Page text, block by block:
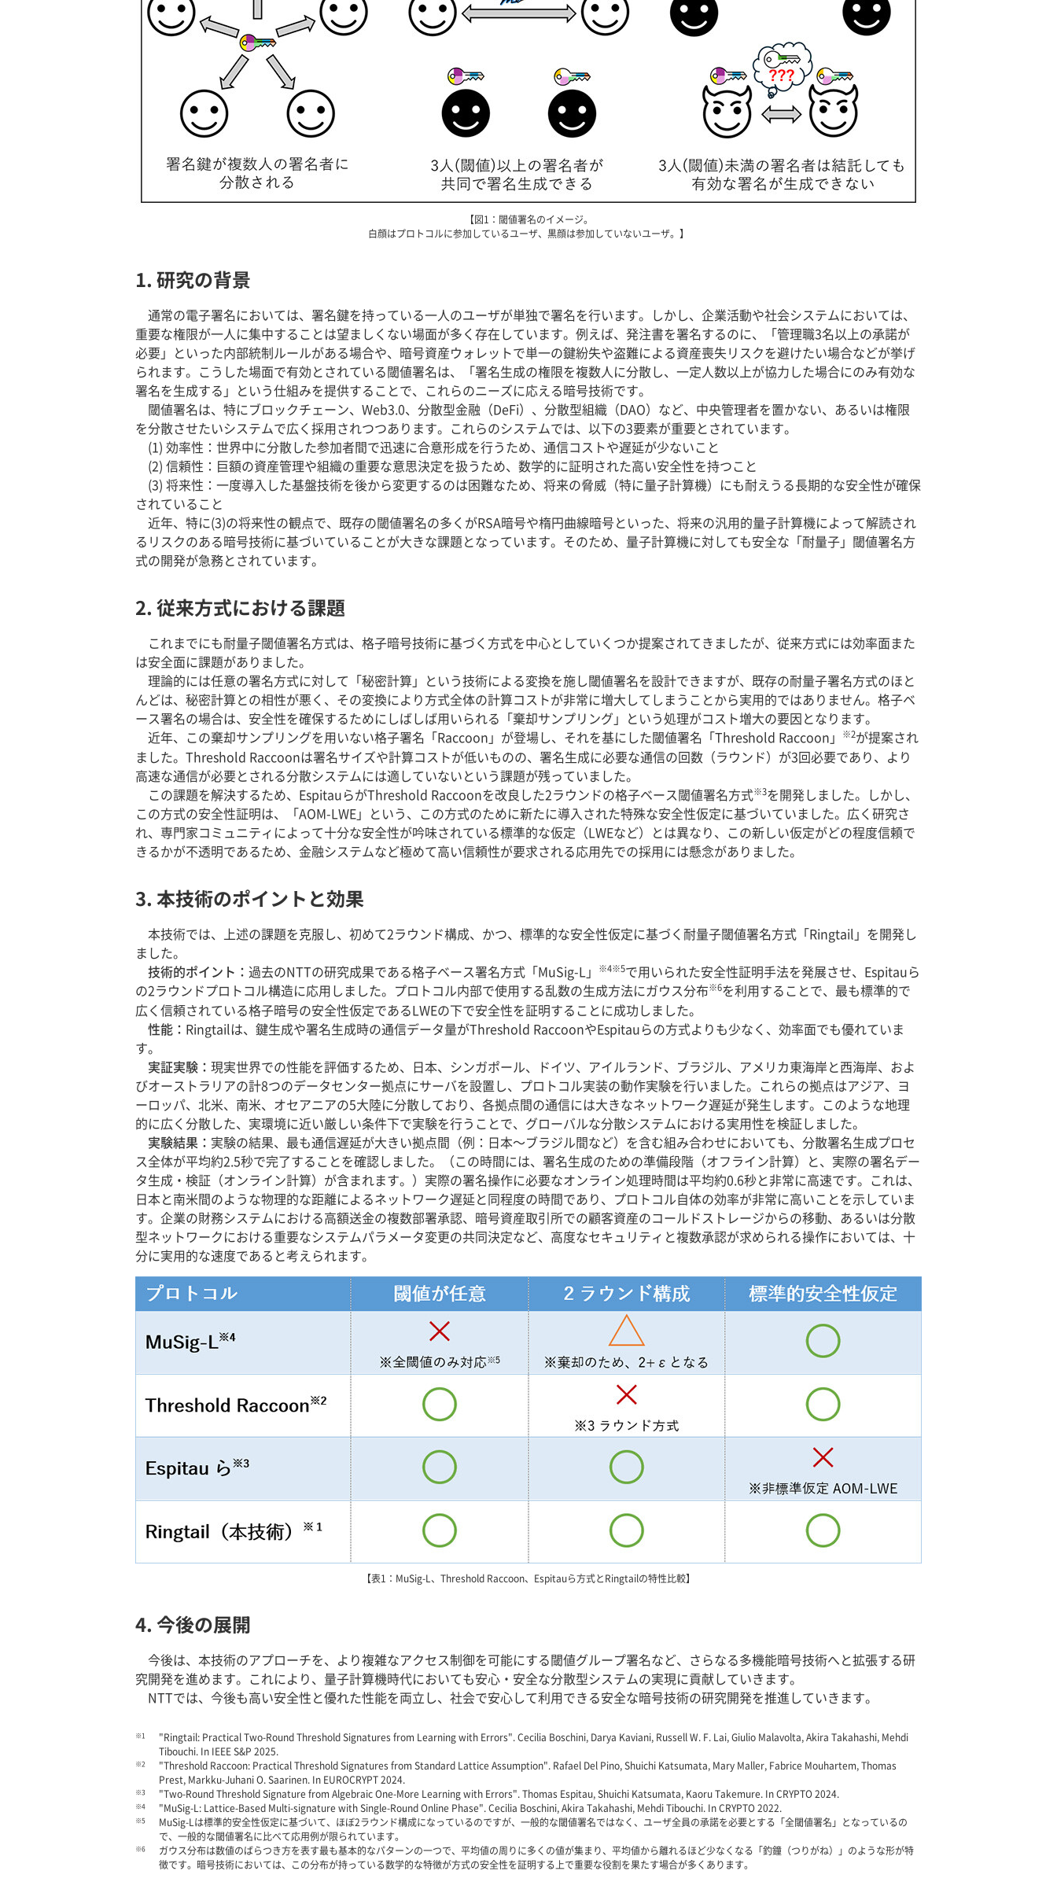
【図1：閾値署名のイメージ。
白顔はプロトコルに参加しているユーザ、黒顔は参加していないユーザ。】
1. 研究の背景
通常の電子署名においては、署名鍵を持っている一人のユーザが単独で署名を行います。しかし、企業活動や社会システムにおいては、
重要な権限が一人に集中することは望ましくない場面が多く存在しています。例えば、発注書を署名するのに、「管理職3名以上の承諾が
必要」といった内部統制ルールがある場合や、暗号資産ウォレットで単一の鍵紛失や盗難による資産喪失リスクを避けたい場合などが挙げ
られます。こうした場面で有効とされている閾値署名は、「署名生成の権限を複数人に分散し、一定人数以上が協力した場合にのみ有効な
署名を生成する」という仕組みを提供することで、これらのニーズに応える暗号技術です。
閾値署名は、特にブロックチェーン、Web3.0、分散型金融（DeFi）、分散型組織（DAO）など、中央管理者を置かない、あるいは権限
を分散させたいシステムで広く採用されつつあります。これらのシステムでは、以下の3要素が重要とされています。
(1) 効率性：世界中に分散した参加者間で迅速に合意形成を行うため、通信コストや遅延が少ないこと
(2) 信頼性：巨額の資産管理や組織の重要な意思決定を扱うため、数学的に証明された高い安全性を持つこと
(3) 将来性：一度導入した基盤技術を後から変更するのは困難なため、将来の脅威（特に量子計算機）にも耐えうる長期的な安全性が確保
されていること
近年、特に(3)の将来性の観点で、既存の閾値署名の多くがRSA暗号や楕円曲線暗号といった、将来の汎用的量子計算機によって解読され
るリスクのある暗号技術に基づいていることが大きな課題となっています。そのため、量子計算機に対しても安全な「耐量子」閾値署名方
式の開発が急務とされています。
2. 従来方式における課題
これまでにも耐量子閾値署名方式は、格子暗号技術に基づく方式を中心としていくつか提案されてきましたが、従来方式には効率面また
は安全面に課題がありました。
理論的には任意の署名方式に対して「秘密計算」という技術による変換を施し閾値署名を設計できますが、既存の耐量子署名方式のほと
んどは、秘密計算との相性が悪く、その変換により方式全体の計算コストが非常に増大してしまうことから実用的ではありません。格子ベ
ース署名の場合は、安全性を確保するためにしばしば用いられる「棄却サンプリング」という処理がコスト増大の要因となります。
近年、この棄却サンプリングを用いない格子署名「Raccoon」が登場し、それを基にした閾値署名「Threshold Raccoon」
※2が提案され
ました。Threshold Raccoonは署名サイズや計算コストが低いものの、署名生成に必要な通信の回数（ラウンド）が3回必要であり、より
高速な通信が必要とされる分散システムには適していないという課題が残っていました。
この課題を解決するため、EspitauらがThreshold Raccoonを改良した2ラウンドの格子ベース閾値署名方式※3を開発しました。しかし、
この方式の安全性証明は、「AOM-LWE」という、この方式のために新たに導入された特殊な安全性仮定に基づいていました。広く研究さ
れ、専門家コミュニティによって十分な安全性が吟味されている標準的な仮定（LWEなど）とは異なり、この新しい仮定がどの程度信頼で
きるかが不透明であるため、金融システムなど極めて高い信頼性が要求される応用先での採用には懸念がありました。
3. 本技術のポイントと効果
本技術では、上述の課題を克服し、初めて2ラウンド構成、かつ、標準的な安全性仮定に基づく耐量子閾値署名方式「Ringtail」を開発し
ました。
技術的ポイント： 過去のNTTの研究成果である格子ベース署名方式「MuSig-L」 ※4※5で用いられた安全性証明手法を発展させ、Espitauら
の2ラウンドプロトコル構造に応用しました。プロトコル内部で使用する乱数の生成方法にガウス分布※6を利用することで、最も標準的で
広く信頼されている格子暗号の安全性仮定であるLWEの下で安全性を証明することに成功しました。
性能： Ringtailは、鍵生成や署名生成時の通信データ量がThreshold RaccoonやEspitauらの方式よりも少なく、効率面でも優れていま
す。
実証実験： 現実世界での性能を評価するため、日本、シンガポール、ドイツ、アイルランド、ブラジル、アメリカ東海岸と西海岸、およ
びオーストラリアの計8つのデータセンター拠点にサーバを設置し、プロトコル実装の動作実験を行いました。これらの拠点はアジア、ヨ
ーロッパ、北米、南米、オセアニアの5大陸に分散しており、各拠点間の通信には大きなネットワーク遅延が発生します。このような地理
的に広く分散した、実環境に近い厳しい条件下で実験を行うことで、グローバルな分散システムにおける実用性を検証しました。
実験結果： 実験の結果、最も通信遅延が大きい拠点間（例：日本～ブラジル間など）を含む組み合わせにおいても、分散署名生成プロセ
ス全体が平均約2.5秒で完了することを確認しました。（この時間には、署名生成のための準備段階（オフライン計算）と、実際の署名デー
タ生成・検証（オンライン計算）が含まれます。）実際の署名操作に必要なオンライン処理時間は平均約0.6秒と非常に高速です。これは、
日本と南米間のような物理的な距離によるネットワーク遅延と同程度の時間であり、プロトコル自体の効率が非常に高いことを示していま
す。企業の財務システムにおける高額送金の複数部署承認、暗号資産取引所での顧客資産のコールドストレージからの移動、あるいは分散
型ネットワークにおける重要なシステムパラメータ変更の共同決定など、高度なセキュリティと複数承認が求められる操作においては、十
分に実用的な速度であると考えられます。
【表1：MuSig-L、Threshold Raccoon、Espitauら方式とRingtailの特性比較】
4. 今後の展開
今後は、本技術のアプローチを、より複雑なアクセス制御を可能にする閾値グループ署名など、さらなる多機能暗号技術へと拡張する研
究開発を進めます。これにより、量子計算機時代においても安心・安全な分散型システムの実現に貢献していきます。
NTTでは、今後も高い安全性と優れた性能を両立し、社会で安心して利用できる安全な暗号技術の研究開発を推進していきます。
※1
"Ringtail: Practical Two-Round Threshold Signatures from Learning with Errors". Cecilia Boschini, Darya Kaviani, Russell W. F. Lai, Giulio Malavolta, Akira Takahashi, Mehdi
Tibouchi. In IEEE S&P 2025.
※2
"Threshold Raccoon: Practical Threshold Signatures from Standard Lattice Assumption". Rafael Del Pino, Shuichi Katsumata, Mary Maller, Fabrice Mouhartem, Thomas
Prest, Markku-Juhani O. Saarinen. In EUROCRYPT 2024.
※3 "Two-Round Threshold Signature from Algebraic One-More Learning with Errors". Thomas Espitau, Shuichi Katsumata, Kaoru Takemure. In CRYPTO 2024.
※4 "MuSig-L: Lattice-Based Multi-signature with Single-Round Online Phase". Cecilia Boschini, Akira Takahashi, Mehdi Tibouchi. In CRYPTO 2022.
※5
MuSig-Lは標準的安全性仮定に基づいて、ほぼ2ラウンド構成になっているのですが、一般的な閾値署名ではなく、ユーザ全員の承諾を必要とする「全閾値署名」となっているの
で、一般的な閾値署名に比べて応用例が限られています。
※6
ガウス分布は数値のばらつき方を表す最も基本的なパターンの一つで、平均値の周りに多くの値が集まり、平均値から離れるほど少なくなる「釣鐘（つりがね）」のような形が特
徴です。暗号技術においては、この分布が持っている数学的な特徴が方式の安全性を証明する上で重要な役割を果たす場合が多くあります。